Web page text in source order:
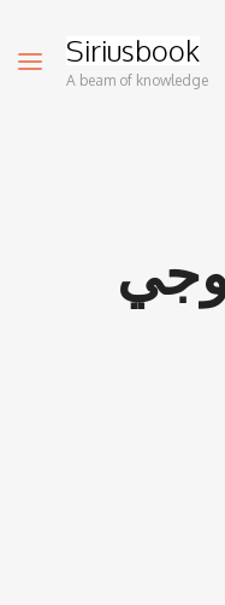
Siriusbook
A beam of knowledge